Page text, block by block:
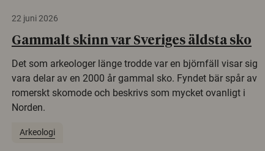
22 juni 2026
Gammalt skinn var Sveriges äldsta sko
Det som arkeologer länge trodde var en björnfäll visar sig
vara delar av en 2000 år gammal sko. Fyndet bär spår av
romerskt skomode och beskrivs som mycket ovanligt i
Norden.
Arkeologi